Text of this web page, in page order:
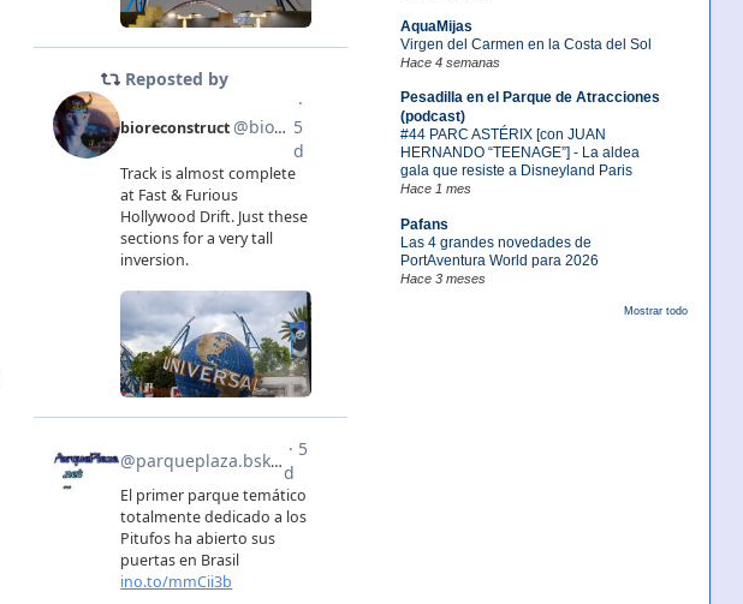
AquaMijas
Virgen del Carmen en la Costa del Sol
Hace 4 semanas
Pesadilla en el Parque de Atracciones
(podcast)
#44 PARC ASTÉRIX [con JUAN
HERNANDO “TEENAGE”] - La aldea
gala que resiste a Disneyland Paris
Hace 1 mes
Pafans
Las 4 grandes novedades de
PortAventura World para 2026
Hace 3 meses
Mostrar todo